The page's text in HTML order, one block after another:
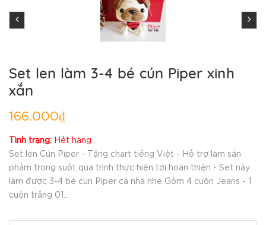
Set len làm 3-4 bé cún Piper xinh
xắn
166.000₫
Tình trạng: Hết hàng
Set len Cún Piper - Tặng chart tiếng Việt - Hỗ trợ làm sản
phẩm trong suốt quá trình thực hiện tới hoàn thiện - Set này
làm được 3-4 bé cún Piper cả nhà nhé Gồm 4 cuộn Jeans - 1
cuộn trắng 01...